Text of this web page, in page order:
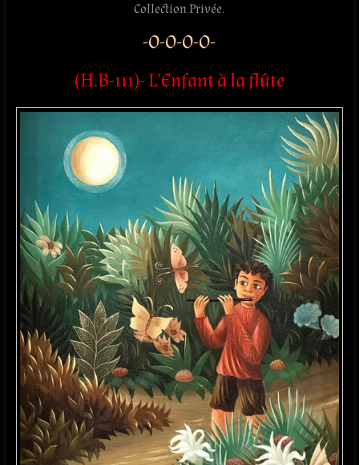
Collection Privée.
-O-O-O-O-
(H.B-111)- L’Enfant à la flûte